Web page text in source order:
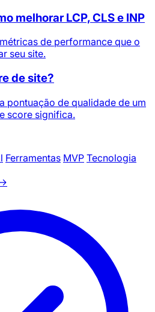
melhorar LCP, CLS e INP
de performance que o
seu site.
de site?
pontuação de qualidade de um
score significa.
Ferramentas MVP Tecnologia